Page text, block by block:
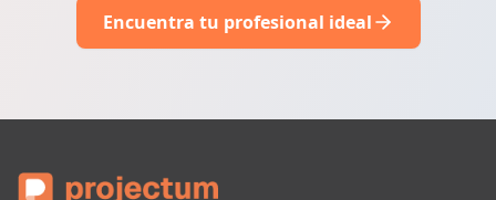
Encuentra tu profesional ideal